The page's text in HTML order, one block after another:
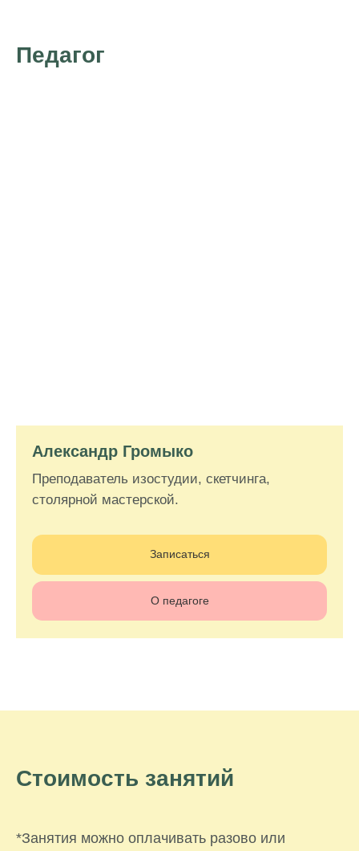
Педагог
Александр Громыко
Преподаватель изостудии, скетчинга,
столярной мастерской.
Записаться
О педагоге
Стоимость занятий
*Занятия можно оплачивать разово или